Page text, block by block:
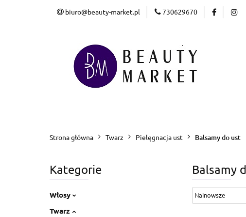
biuro@beauty-market.pl 730629670
Bestsellery
Promocje Nowości
Włosy Twarz
Health & Care
Strona główna Twarz Pielęgnacja ust Balsamy do ust
Kategorie
Włosy
Twarz
Balsamy